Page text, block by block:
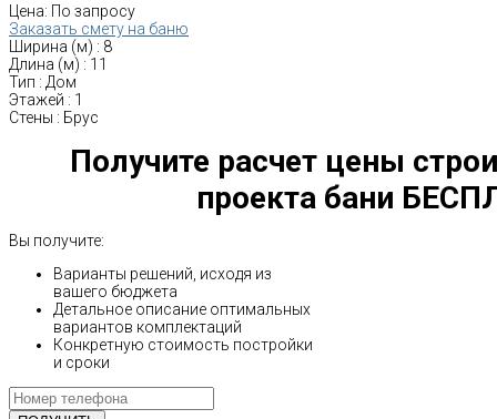
Цена: По запросу
Заказать смету на баню
Ширина (м) : 8
Длина (м) : 11
Тип : Дом
Этажей : 1
Стены : Брус
Получите расчет цены
проекта бани
Вы получите:
Варианты решений, исходя из
вашего бюджета
Детальное описание оптимальных
вариантов комплектаций
Конкретную стоимость постройки
и сроки